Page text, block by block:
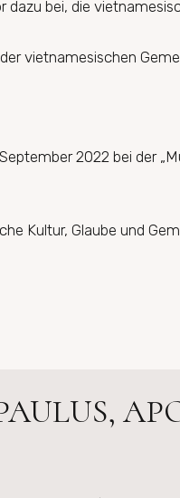
bei, die
vietnamesischen
2022 bei der
Kultur, Glaube und